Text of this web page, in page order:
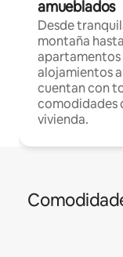
amueblados
Desde
montaña
apartamentos
alojamientos
cuentan con
comodidades
vivienda.